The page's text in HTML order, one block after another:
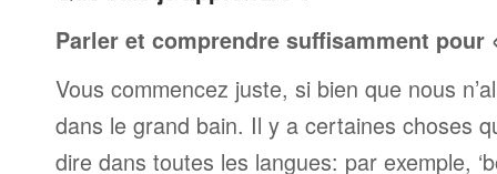
Parler et comprendre suffisamment pour
Vous commencez juste, si bien que nous
dans le grand bain. Il y a certaines choses
dire dans toutes les langues: par exemple,